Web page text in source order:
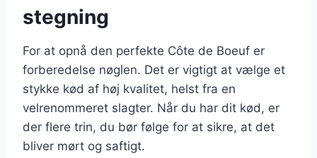
stegning
For at opnå den perfekte Côte de Boeuf er
forberedelse nøglen. Det er vigtigt at vælge et
stykke kød af høj kvalitet, helst fra en
velrenommeret slagter. Når du har dit kød, er
der flere trin, du bør følge for at sikre, at det
bliver mørt og saftigt.